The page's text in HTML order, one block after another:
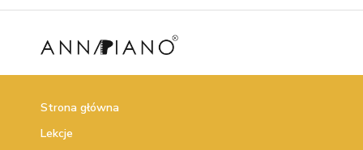
Strona główna
Lekcje